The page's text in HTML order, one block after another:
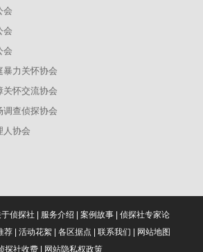
会
会
会
暴力关怀协会
关怀交流协会
调查侦探协会
人协会
于侦探社 服务介绍 案例故事| 侦探社专家论
荐| 活动花絮| 各区据点 联系我们
网站地图
探社收费 网站隐私权政策